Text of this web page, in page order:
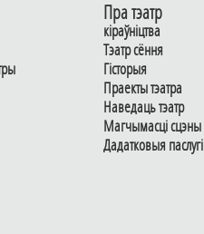
Пра тэатр
кіраўніцтва
Тэатр сёння
Гiсторыя
Праекты тэатра
Наведаць тэатр
Магчымасцi сцэны
Дадаткoвыя паслугi